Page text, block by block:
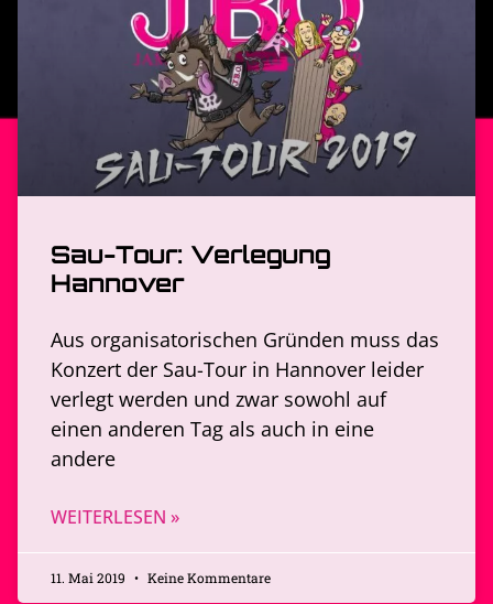
Sau-Tour: Verlegung
Hannover
Aus organisatorischen Gründen muss das
Konzert der Sau-Tour in Hannover leider
verlegt werden und zwar sowohl auf
einen anderen Tag als auch in eine
andere
WEITERLESEN »
11. Mai 2019 Keine Kommentare